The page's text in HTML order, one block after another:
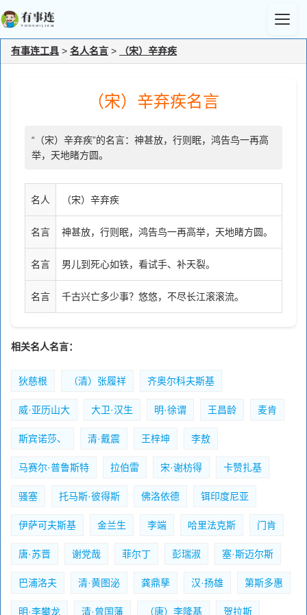
有事连工具 > 名人名言 > （宋）辛弃疾
（宋）辛弃疾名言
“（宋）辛弃疾”的名言：神甚放，行则眠，鸿告鸟一再高
举，天地睹方圆。
名人 （宋）辛弃疾
名言 神甚放，行则眠，鸿告鸟一再高举，天地睹方圆。
名言 男儿到死心如铁，看试手、补天裂。
名言 千古兴亡多少事？悠悠，不尽长江滚滚流。
相关名人名言：
狄慈根 （清）张履祥 齐奥尔科夫斯基
威·亚历山大 大卫·汉生 明·徐谓 王昌龄 麦肯
斯宾诺莎、 清·戴震 王梓坤 李敖
马赛尔·普鲁斯特 拉伯雷 宋·谢枋得 卡赞扎基
骚塞 托马斯·彼得斯 佛洛依德 铒印度尼亚
伊萨可夫斯基 金兰生 李端 哈里法克斯 门肯
唐·苏晋 谢党哉 菲尔丁 彭瑞淑 塞·斯迈尔斯
巴浦洛夫 清·黄图泌 龚鼎孳 汉·扬雄 第斯多惠
明·李攀龙 清·曾国藩 （唐）李隆基 贺拉斯